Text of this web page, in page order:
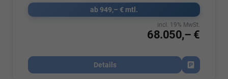
ab 949,– € mtl.
68.050,– €
incl. 19% MwSt.
Details
Fahrzeug